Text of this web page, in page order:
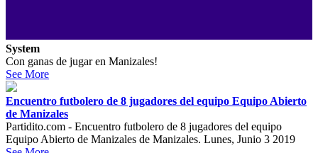
System
Con ganas de jugar en Manizales!
See More
Encuentro futbolero de 8 jugadores del equipo Equipo Abierto
de Manizales
Partidito.com - Encuentro futbolero de 8 jugadores del equipo
Equipo Abierto de Manizales de Manizales. Lunes, Junio 3 2019